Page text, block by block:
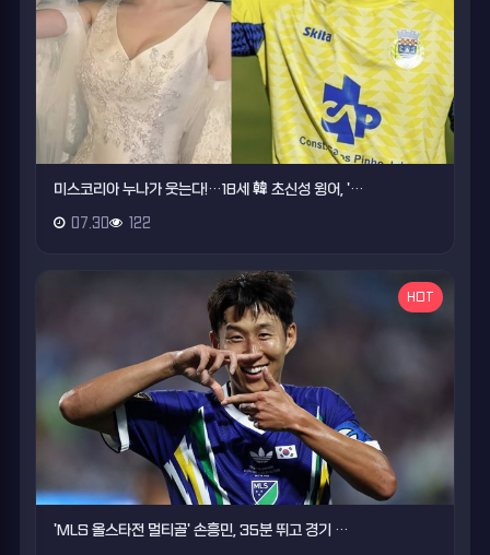
미스코리아 누나가 웃는다!…18세 韓 초신성 윙어, '…
07.30 122
HOT
'MLS 올스타전 멀티골' 손흥민, 35분 뛰고 경기 …